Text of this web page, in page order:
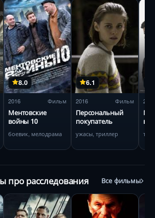
8.0
2016 Фильм
Ментовские
войны 10
боевик, мелодрама
6.1
2016 Фильм
Персональный
покупатель
ужасы, триллер
2016
в
про расследования Все фильмы